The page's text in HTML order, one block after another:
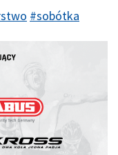
#sobótka